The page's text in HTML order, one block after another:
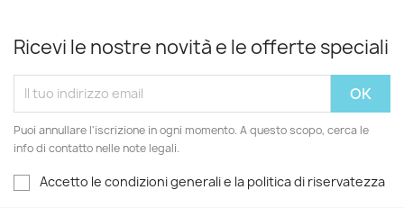
Ricevi le nostre novità e le offerte speciali
Puoi annullare l'iscrizione in ogni momento. A questo scopo, cerca le
info di contatto nelle note legali.
Accetto le condizioni generali e la politica di riservatezza